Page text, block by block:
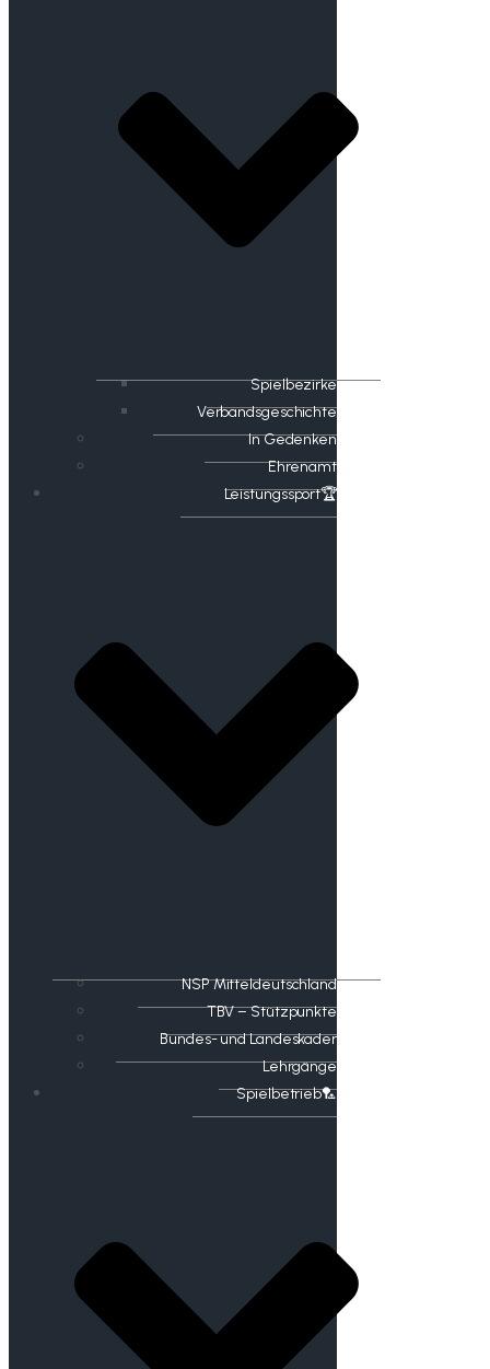
Spielbezirke
Verbandsgeschichte
In Gedenken
Ehrenamt
​Leistungssport🏆
NSP Mitteldeutschland
TBV – Stützpunkte
Bundes- und Landeskader
Lehrgänge
Spielbetrieb🏸